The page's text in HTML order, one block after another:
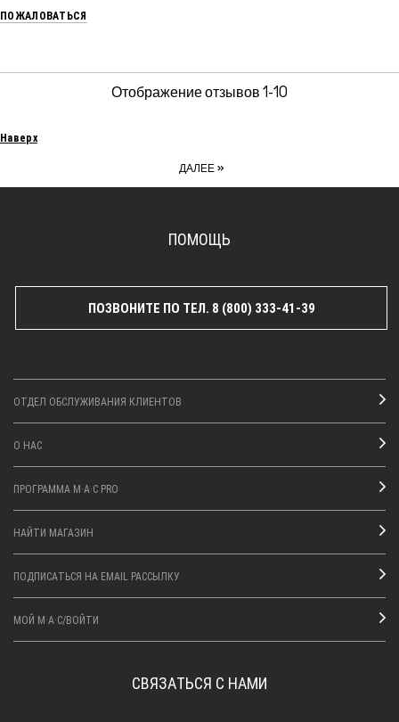
ПОЖАЛОВАТЬСЯ
Отображение отзывов 1-10
Наверх
ДАЛЕЕ »
ПОМОЩЬ
ПОЗВОНИТЕ ПО ТЕЛ. 8 (800) 333-41-39
ОТДЕЛ ОБСЛУЖИВАНИЯ КЛИЕНТОВ
О НАС
ПРОГРАММА M·A·C PRO
НАЙТИ МАГАЗИН
ПОДПИСАТЬСЯ НА EMAIL РАССЫЛКУ
МОЙ M·A·C/ВОЙТИ
СВЯЗАТЬСЯ С НАМИ